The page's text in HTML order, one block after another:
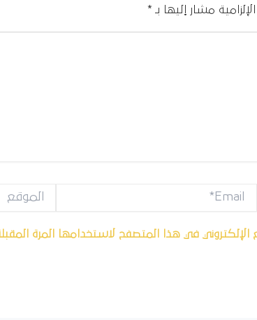
مشار إليها بـ *
Email* الموقع
الإلكتروني في هذا المتصفح لاستخدامها المرة